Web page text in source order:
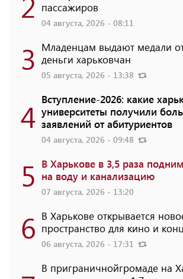
пассажиров
04 августа, 2026 - 08:11
3 Младенцам выдают медали
деньги харьковчан
05 августа, 2026 - 13:38
4 Вступление-2026: какие
университеты получили
заявлений от абитуриентов
04 августа, 2026 - 09:48
5 В Харькове в 3,5 раза
на воду и канализацию
07 августа, 2026 - 13:20
6 В Харькове открывается
пространство для кино и
06 августа, 2026 - 17:31
В приграничнойгромаде на